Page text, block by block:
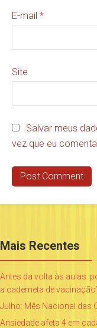
E-mail *
Site
Salvar meus
vez que eu
Mais Recentes
Antes da volta às aulas:
a caderneta de
Julho: Mês Nacional das
Ansiedade afeta 4 em